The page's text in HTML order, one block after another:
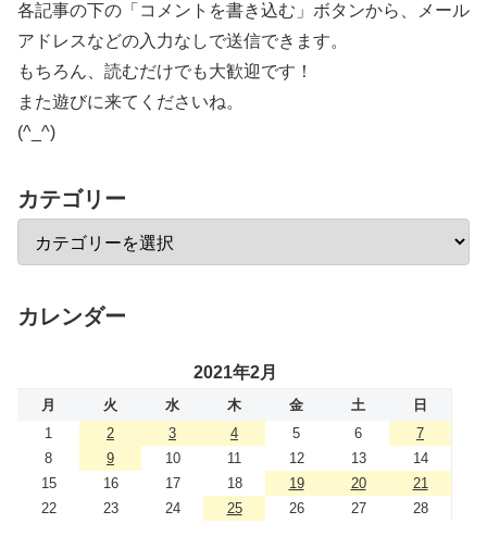
各記事の下の「コメントを書き込む」ボタンから、メール
アドレスなどの入力なしで送信できます。
もちろん、読むだけでも大歓迎です！
また遊びに来てくださいね。
(^_^)
カテゴリー
カレンダー
2021年2月
月 火 水 木 金 土
日
1
2 3 4 5 6
7
8
9 10 11 12 13
14
15
16 17 18 19 20
21
22
23 24 25 26 27 28